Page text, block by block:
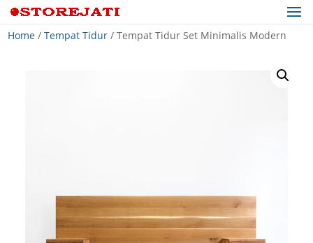
Home /Tempat Tidur / Tempat Tidur Set Minimalis Modern